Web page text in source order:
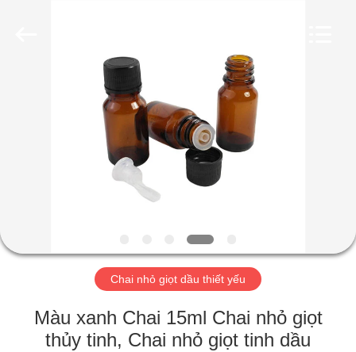
VIDEO
CHƯƠNG
TRÌNH
Chai nhỏ giọt dầu thiết yếu
Màu xanh Chai 15ml Chai nhỏ giọt
thủy tinh, Chai nhỏ giọt tinh dầu